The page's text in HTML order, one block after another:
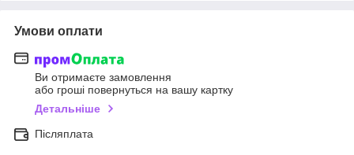
Умови оплати
Ви отримаєте замовлення
або гроші повернуться на вашу картку
Детальніше
Післяплата